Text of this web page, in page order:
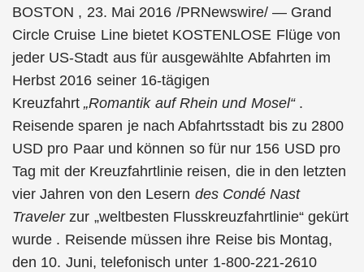
BOSTON , 23. Mai 2016 /PRNewswire/ — Grand
Circle Cruise Line bietet KOSTENLOSE Flüge von
jeder US-Stadt aus für ausgewählte Abfahrten im
Herbst 2016 seiner 16-tägigen
Kreuzfahrt„Romantik auf Rhein und Mosel“.
Reisende sparen je nach Abfahrtsstadt bis zu 2800
USD pro Paar und können so für nur 156 USD pro
Tag mit der Kreuzfahrtlinie reisen, die in den letzten
vier Jahren von den Lesern des Condé Nast
Travelerzur „weltbesten Flusskreuzfahrtlinie“ gekürt
wurde . Reisende müssen ihre Reise bis Montag,
den 10. Juni, telefonisch unter 1-800-221-2610